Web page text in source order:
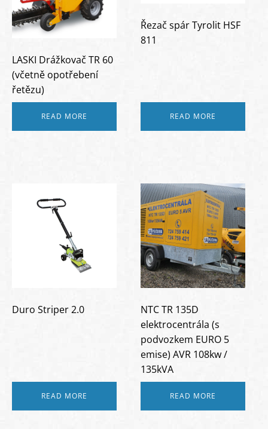
LASKI Drážkovač TR 60
(včetně opotřebení
řetězu)
READ MORE
Řezač spár Tyrolit HSF
811
READ MORE
Duro Striper 2.0
READ MORE
NTC TR 135D
elektrocentrála (s
podvozkem EURO 5
emise) AVR 108kw /
135kVA
READ MORE